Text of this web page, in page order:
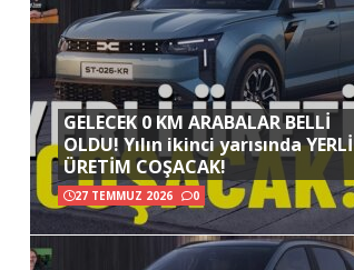
GELECEK 0 KM ARABALAR BELLİ
OLDU! Yılın ikinci yarısında YERLİ
ÜRETİM COŞACAK!
27 TEMMUZ 2026 0